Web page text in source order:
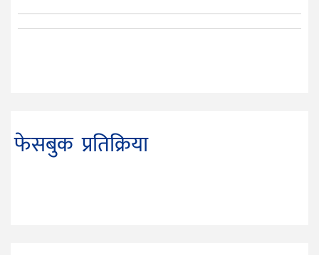
फेसबुक प्रतिक्रिया